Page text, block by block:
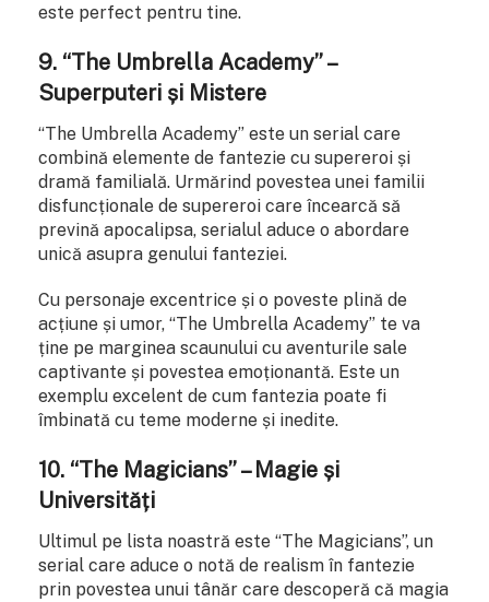
este perfect pentru tine.
9. “The Umbrella Academy” –
Superputeri și Mistere
“The Umbrella Academy” este un serial care
combină elemente de fantezie cu supereroi și
dramă familială. Urmărind povestea unei familii
disfuncționale de supereroi care încearcă să
prevină apocalipsa, serialul aduce o abordare
unică asupra genului fanteziei.
Cu personaje excentrice și o poveste plină de
acțiune și umor, “The Umbrella Academy” te va
ține pe marginea scaunului cu aventurile sale
captivante și povestea emoționantă. Este un
exemplu excelent de cum fantezia poate fi
îmbinată cu teme moderne și inedite.
10. “The Magicians” – Magie și
Universități
Ultimul pe lista noastră este “The Magicians”, un
serial care aduce o notă de realism în fantezie
prin povestea unui tânăr care descoperă că magia